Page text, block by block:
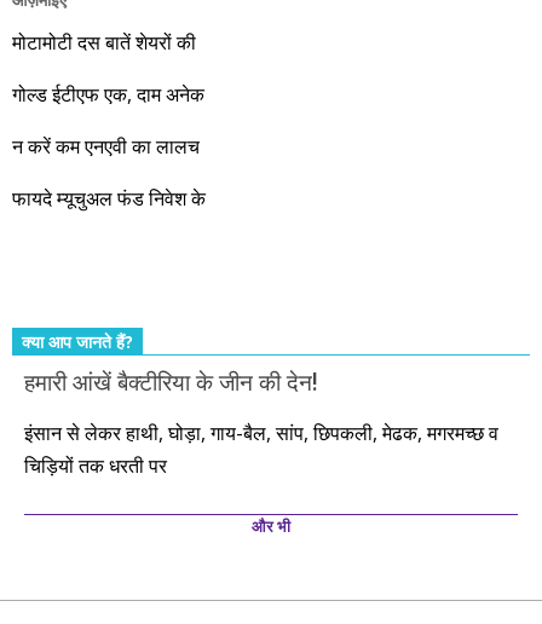
वो रहे या कोई और आए, अगले दस साल भारतीय अर्थव्यवस्था के लिए
जबरदस्त प्रगति के साल होने जा रहे हैं। इस दौरान एक साल में दोगुना ही
आएंगे। दूसरे आपको बस उल्लू बनाएंगे। केवल हम ही हैं जो पूरी ईमानदारी
और सत्यनिष्ठा से आपके लिए निवेश के हर रविवार को शानदार मौके लेकर
कर्महीन नर पावत नाहीं। आपके हिस्से का कुछ कर्म हम कर दे रहे हैं। बाकी
मोटामोटी दस बातें शेयरों की
गोल्ड ईटीएफ एक, दाम अनेक
न करें कम एनएवी का लालच
फायदे म्यूचुअल फंड निवेश के
क्या आप जानते हैं?
हमारी आंखें बैक्टीरिया के जीन की देन!
इंसान से लेकर हाथी, घोड़ा, गाय-बैल, सांप, छिपकली, मेढक, मगरमच्छ व
चिड़ियों तक धरती पर
और भी